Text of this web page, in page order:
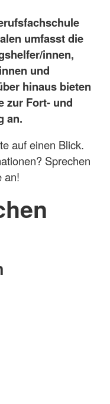
umfasst die
innen,
und
hinaus bieten
zur Fort- und
an.
auf einen Blick.
Sprechen
an!